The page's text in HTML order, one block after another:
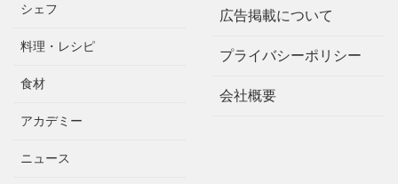
シェフ
料理・レシピ
食材
アカデミー
ニュース
広告掲載について
プライバシーポリシー
会社概要